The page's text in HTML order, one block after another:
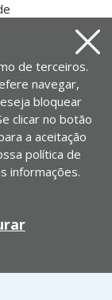
de terceiros.
navegar,
bloquear
clicar no botão
a aceitação
política de
informações.